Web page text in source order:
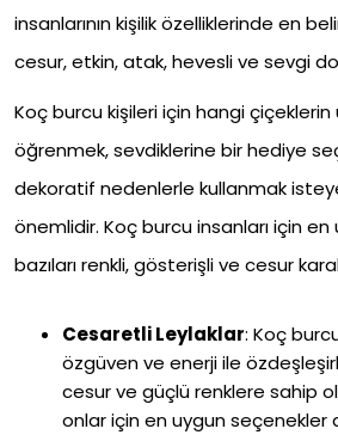
insanlarının kişilik özelliklerinde en
cesur, etkin, atak, hevesli ve sevgi
Koç burcu kişileri için hangi
öğrenmek, sevdiklerine bir hediye
dekoratif nedenlerle kullanmak
önemlidir. Koç burcu insanları için
bazıları renkli, gösterişli ve cesur
Cesaretli Leylaklar: Koç
özgüven ve enerji ile
cesur ve güçlü renklere sahip
onlar için en uygun seçenekler